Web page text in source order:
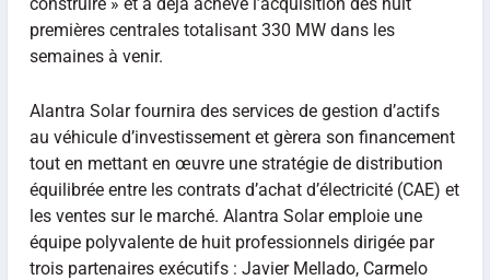
construire » et a déjà achevé l’acquisition des huit
premières centrales totalisant 330 MW dans les
semaines à venir.
Alantra Solar fournira des services de gestion d’actifs
au véhicule d’investissement et gèrera son financement
tout en mettant en œuvre une stratégie de distribution
équilibrée entre les contrats d’achat d’électricité (CAE) et
les ventes sur le marché. Alantra Solar emploie une
équipe polyvalente de huit professionnels dirigée par
trois partenaires exécutifs : Javier Mellado, Carmelo